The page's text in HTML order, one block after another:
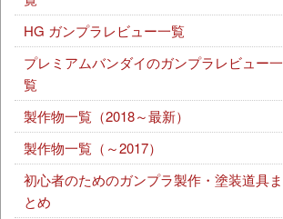
HG ガンプラレビュー一覧
プレミアムバンダイのガンプラレビュー一
覧
製作物一覧（2018～最新）
製作物一覧（～2017）
初心者のためのガンプラ製作・塗装道具ま
とめ